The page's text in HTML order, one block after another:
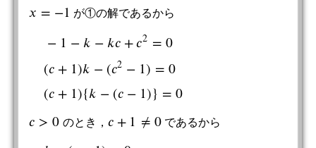
𝑥 = −1
x= −1 が①の解であるから
− 1 − 𝑘 − 𝑘𝑐 +𝑐2 = 0
(𝑐 + 1)𝑘 − (𝑐2 − 1) = 0
(𝑐 + 1){𝑘 − (𝑐 − 1)} = 0
−k−kc +c2 =0( c+1 )k− ( c2 −1 )=
𝑐 > 0
c >0 のとき， 𝑐 + 1 ≠ 0
c+1≠0 であるから